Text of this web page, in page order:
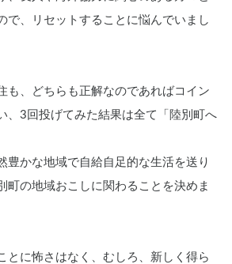
で、リセットすることに悩んでいまし
も、どちらも正解なのであればコイン
、3回投げてみた結果は全て「陸別町へ
豊かな地域で自給自足的な生活を送り
町の地域おこしに関わることを決めま
とに怖さはなく、むしろ、新しく得ら